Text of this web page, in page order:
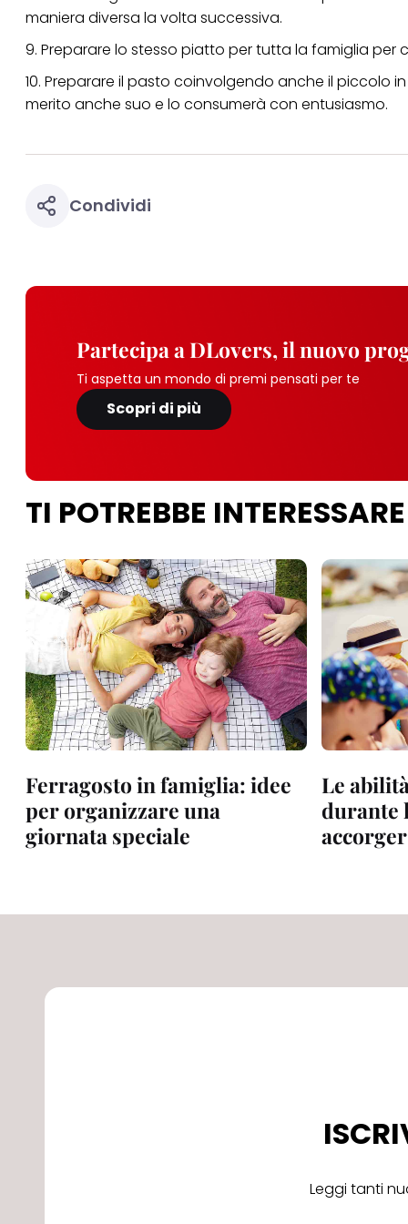
maniera diversa la volta successiva.
9. Preparare lo stesso piatto per tutta la famiglia
10. Preparare il pasto coinvolgendo anche il piccolo
merito anche suo e lo consumerà con entusiasmo.
Condividi
Partecipa a DLovers, il nuovo
Ti aspetta un mondo di premi pensati per te
Scopri di più
TI POTREBBE
Ferragosto in famiglia: idee
per organizzare una
giornata speciale
Le
durante
Leggi tanti